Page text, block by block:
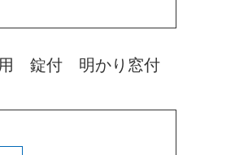
用 錠付 明かり窓付